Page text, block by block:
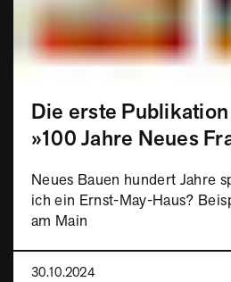
Die erste
»100 Jahre Neues
Neues Bauen hundert Jahre
ich ein Ernst-May-Haus?
am Main
30.10.2024